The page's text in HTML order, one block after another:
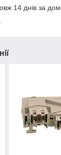
14 днів за